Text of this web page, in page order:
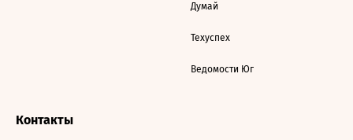
Думай
Техуспех
Ведомости Юг
Контакты